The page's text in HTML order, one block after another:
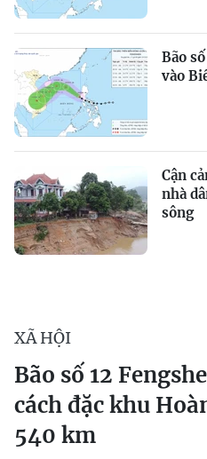
Bão
vào
Cận
nhà
sông
XÃ HỘI
Bão số 12
cách đặc khu
540 km